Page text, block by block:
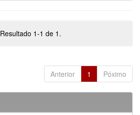
Resultado 1-1 de 1.
Anterior 1 Póximo